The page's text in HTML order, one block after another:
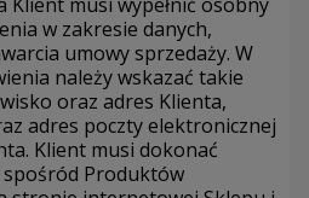
w zakresie danych,
umowy sprzedaży. W
należy wskazać takie
oraz adres Klienta,
adres poczty elektronicznej
Klient musi dokonać
Produktów